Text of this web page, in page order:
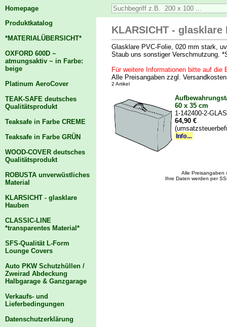
Homepage
Produktkatalog
*MATERIALÜBERSICHT*
OXFORD 600D ~
atmungsaktiv ~ in Farbe:
beige
Platinum AeroCover
TEAK-SAFE deutsches
Qualitätsprodukt
Teaksafe in Farbe CREME
Teaksafe in Farbe GRÜN
WOOD-COVER deutsches
Qualitätsprodukt
ROBUSTA unverwüstliches
Material
KLARSICHT - glasklare
Hauben
CLASSIC-LINE
*transparentes Material*
SFS-Qualität L-Form
Lounge Covers
Auto PKW Schutzhüllen /
Zweirad Abdeckung
Halbgarage & Ganzgarage
Verkaufs- und
Lieferbedingungen
Datenschutzerklärung
KLARSICHT -
Glasklare PVC-Folie, 020 mm stark,
Staub uns sonstiger Verschmutzung.
Für weitere Informationen bitte auf die
Alle Preisangaben zzgl.
2 Artikel
60 x 35 cm
1-142400-2-GLAS
64,90 €
Alle Preisangaben
Ihre Daten werden per